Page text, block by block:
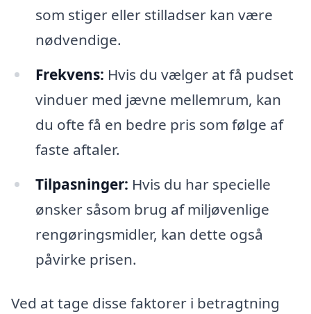
som stiger eller stilladser kan være
nødvendige.
Frekvens: Hvis du vælger at få pudset
vinduer med jævne mellemrum, kan
du ofte få en bedre pris som følge af
faste aftaler.
Tilpasninger: Hvis du har specielle
ønsker såsom brug af miljøvenlige
rengøringsmidler, kan dette også
påvirke prisen.
Ved at tage disse faktorer i betragtning